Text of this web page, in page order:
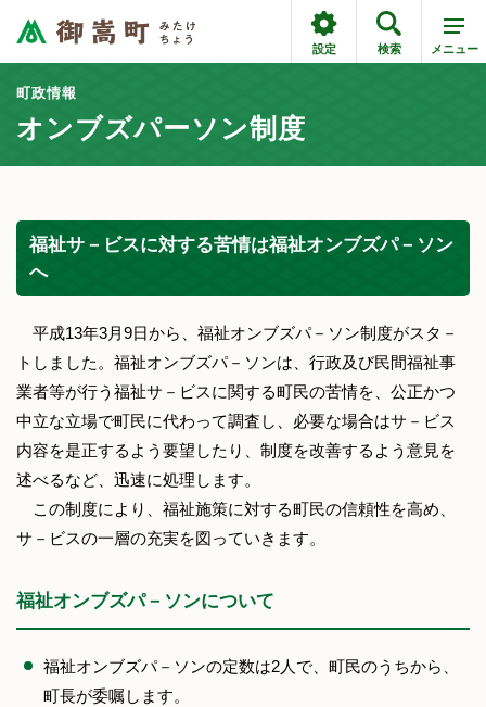
設定 検索 メニュー
町政情報
オンブズパーソン制度
福祉サ－ビスに対する苦情は福祉オンブズパ－ソン
へ
平成13年3月9日から、福祉オンブズパ－ソン制度がスタ－
トしました。福祉オンブズパ－ソンは、行政及び民間福祉事
業者等が行う福祉サ－ビスに関する町民の苦情を、公正かつ
中立な立場で町民に代わって調査し、必要な場合はサ－ビス
内容を是正するよう要望したり、制度を改善するよう意見を
述べるなど、迅速に処理します。
この制度により、福祉施策に対する町民の信頼性を高め、
サ－ビスの一層の充実を図っていきます。
福祉オンブズパ－ソンについて
福祉オンブズパ－ソンの定数は2人で、町民のうちから、
町長が委嘱します。